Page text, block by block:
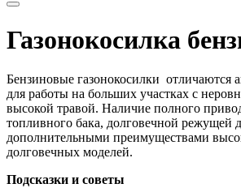
Газонокосилка
Бензиновые газонокосилки отличаются
для работы на больших участках с
высокой травой. Наличие полного
топливного бака, долговечной режущей
дополнительными преимуществами
долговечных моделей.
Подсказки и советы